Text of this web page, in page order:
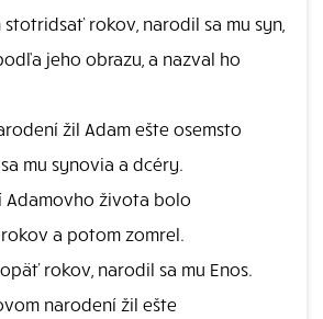
stotridsať rokov, narodil sa mu syn,
jeho obrazu, a nazval ho
žil Adam ešte osemsto
mu synovia a dcéry.
Adamovho života bolo
a potom zomrel.
rokov, narodil sa mu Enos.
narodení žil ešte